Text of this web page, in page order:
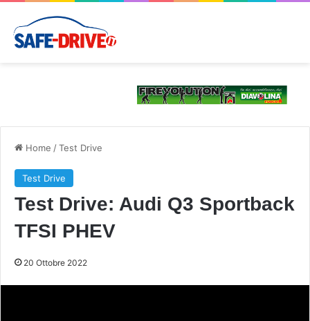
Home /Test Drive
Test Drive
Test Drive: Audi Q3 Sportback
TFSI PHEV
20 Ottobre 2022